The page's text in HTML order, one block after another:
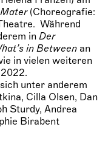
(Choreografie:
Während
inDer
in Between an
in vielen weiteren
unter anderem
Cilla Olsen, Dan
Sturdy, Andrea
Birabent